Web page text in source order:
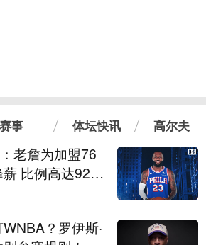
事 体坛快讯 高尔夫
老詹为加盟76
比例高达92.
？罗伊斯·